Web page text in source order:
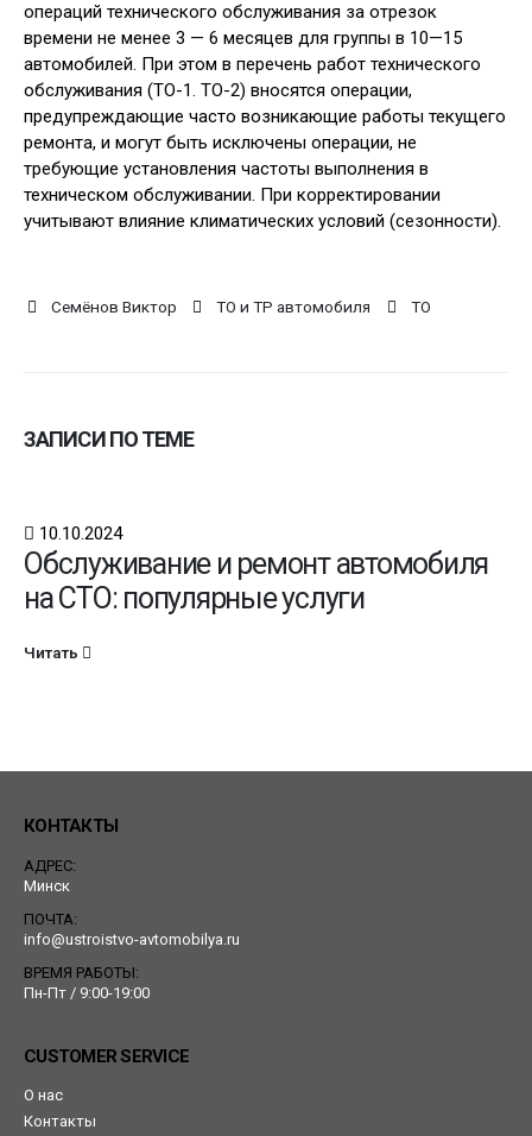
операций технического обслуживания за отрезок
времени не менее 3 — 6 месяцев для группы в 10—15
автомобилей. При этом в перечень работ технического
обслуживания (ТО-1. ТО-2) вносятся операции,
предупреждающие часто возникающие работы текущего
ремонта, и могут быть исключены операции, не
требующие установления частоты выполнения в
техническом обслуживании. При корректировании
учитывают влияние климатических условий (сезонности).
Семёнов Виктор ТО и ТР автомобиля ТО
ЗАПИСИ ПО ТЕМЕ
10.10.2024
Обслуживание и ремонт автомобиля
на СТО: популярные услуги
Читать
КОНТАКТЫ
АДРЕС:
Минск
ПОЧТА:
info@ustroistvo-avtomobilya.ru
ВРЕМЯ РАБОТЫ:
Пн-Пт / 9:00-19:00
CUSTOMER SERVICE
О нас
Контакты